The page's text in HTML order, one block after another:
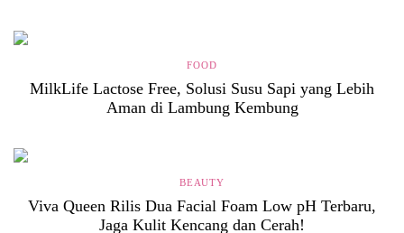
FOOD
MilkLife Lactose Free, Solusi Susu Sapi yang Lebih
Aman di Lambung Kembung
BEAUTY
Viva Queen Rilis Dua Facial Foam Low pH Terbaru,
Jaga Kulit Kencang dan Cerah!